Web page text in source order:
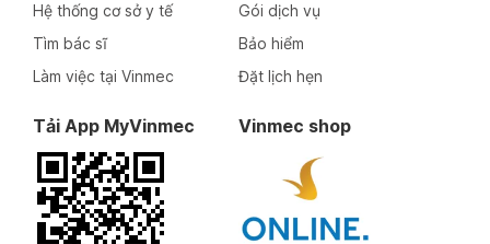
Hệ thống cơ sở y tế
Tìm bác sĩ
Làm việc tại Vinmec
Gói dịch vụ
Bảo hiểm
Đặt lịch hẹn
Tải App MyVinmec Vinmec shop